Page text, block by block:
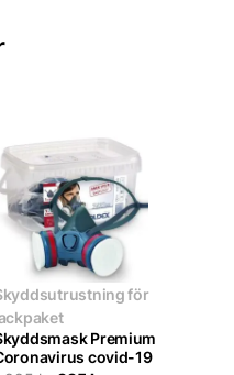
för
Premium
covid-19